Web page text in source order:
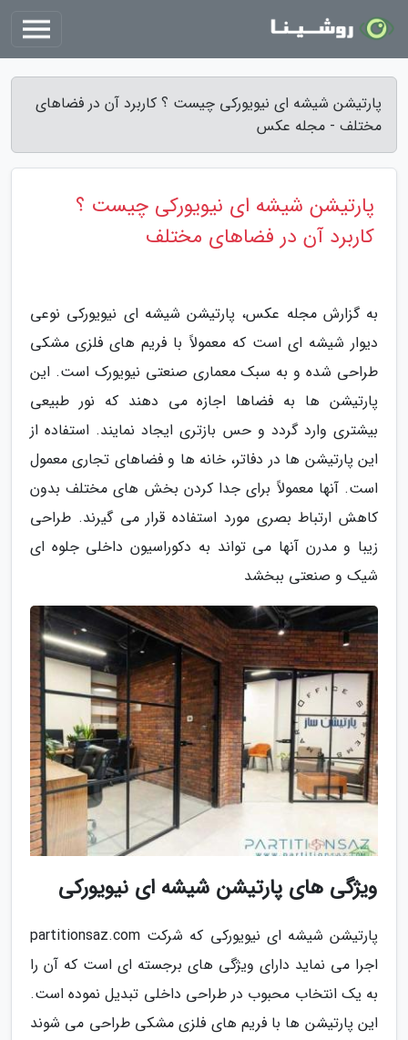
پارتیشن شیشه ای نیویورکی چیست ؟ کاربرد آن در فضاهای
مختلف - مجله عکس
پارتیشن شیشه ای نیویورکی چیست ؟
کاربرد آن در فضاهای مختلف
به گزارش مجله عکس، پارتیشن شیشه ای نیویورکی نوعی
دیوار شیشه ای است که معمولاً با فریم های فلزی مشکی
طراحی شده و به سبک معماری صنعتی نیویورک است. این
پارتیشن ها به فضاها اجازه می دهند که نور طبیعی
بیشتری وارد گردد و حس بازتری ایجاد نمایند. استفاده از
این پارتیشن ها در دفاتر، خانه ها و فضاهای تجاری معمول
است. آنها معمولاً برای جدا کردن بخش های مختلف بدون
کاهش ارتباط بصری مورد استفاده قرار می گیرند. طراحی
زیبا و مدرن آنها می تواند به دکوراسیون داخلی جلوه ای
شیک و صنعتی ببخشد
ویژگی های پارتیشن شیشه ای نیویورکی
پارتیشن شیشه ای نیویورکی که شرکت partitionsaz.com
اجرا می نماید دارای ویژگی های برجسته ای است که آن را
به یک انتخاب محبوب در طراحی داخلی تبدیل نموده است.
این پارتیشن ها با فریم های فلزی مشکی طراحی می شوند